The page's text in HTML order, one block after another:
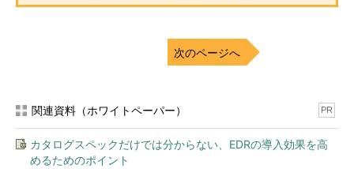
ント監査」と、システムの脆弱（ぜいじ
テスト」の2つを全省庁で実施すること
とされ、2015度から段階的に実施してきたという。
まず「標的型攻撃のトリガーとなるメールは、一定の割合で必ず
気付き、被害を最小化してリカバリーするかが重要だ」と述べ
次のページへ
関連資料（ホワイトペーパー） PR
カタログスペックだけでは分からない、EDRの導入効果を高
めるためのポイント